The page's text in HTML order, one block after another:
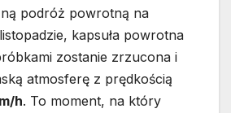
podróż powrotną na
kapsuła powrotna
zostanie zrzucona i
atmosferę z prędkością
h. To moment, na który